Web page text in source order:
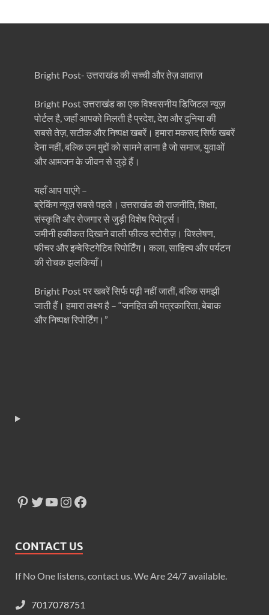
Bright Post- उत्तराखंड की सच्ची और तेज़ आवाज़
Bright Post उत्तराखंड का एक विश्वसनीय डिजिटल न्यूज़
पोर्टल है, जहाँ आपको मिलती है प्रदेश, देश और दुनिया की
सबसे तेज़, सटीक और निष्पक्ष खबरें। हमारा मकसद सिर्फ खबरें
देना नहीं, बल्कि उन मुद्दों को सामने लाना है जो समाज, युवाओं
और आमजन के जीवन से जुड़े हैं।
यहाँ आप पाएंगे –
ब्रेकिंग न्यूज़ सबसे पहले। उत्तराखंड की राजनीति, शिक्षा,
संस्कृति और रोजगार से जुड़ी विशेष रिपोर्ट्स।
जमीनी हकीकत दिखाने वाली फील्ड स्टोरीज़। विश्लेषण,
फीचर और इन्वेस्टिगेटिव रिपोर्टिंग। कला, साहित्य और पर्यटन
की रोचक झलकियाँ।
Bright Post पर खबरें सिर्फ पढ़ी नहीं जातीं, बल्कि समझी
जाती हैं। हमारा लक्ष्य है – “जनहित की पत्रकारिता, बेबाक
और निष्पक्ष रिपोर्टिंग।”
CONTACT US
If No One listens, contact us. We Are 24/7 available.
7017078751